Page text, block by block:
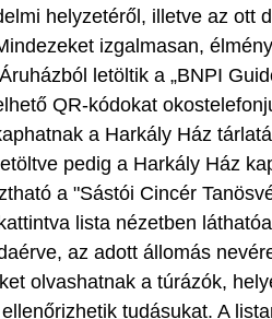
helyzetéről, illetve az ott
izgalmasan,
letöltik a „BNPI
QR-kódokat
a Harkály Ház
pedig a Harkály Ház
a "Sástói Cincér
lista nézetben
az adott állomás
olvashatnak a túrázók,
tudásukat. A